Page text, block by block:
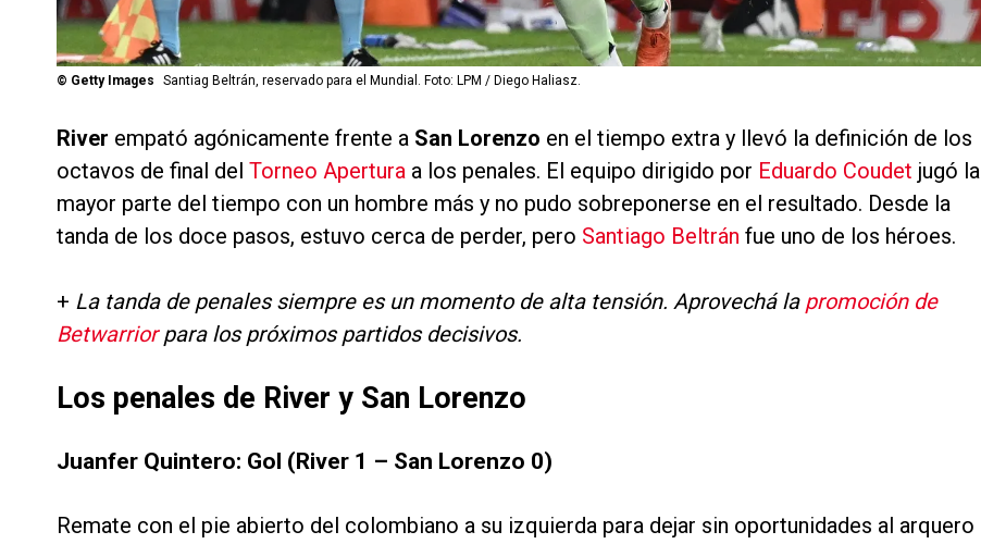
© Getty Images Santiag Beltrán, reservado para el Mundial. Foto: LPM / Diego Haliasz.
River empató agónicamente frente a San Lorenzo en el tiempo extra y llevó la definición de los
octavos de final del Torneo Apertura a los penales. El equipo dirigido por Eduardo Coudet jugó la
mayor parte del tiempo con un hombre más y no pudo sobreponerse en el resultado. Desde la
tanda de los doce pasos, estuvo cerca de perder, pero Santiago Beltrán fue uno de los héroes.
+ La tanda de penales siempre es un momento de alta tensión. Aprovechá la promoción de
Betwarriorpara los próximos partidos decisivos.
Los penales de River y San Lorenzo
Juanfer Quintero: Gol (River 1 – San Lorenzo 0)
Remate con el pie abierto del colombiano a su izquierda para dejar sin oportunidades al arquero